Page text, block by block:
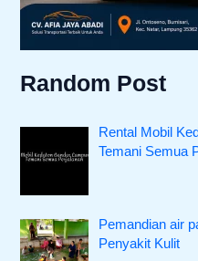
Random Post
Rental Mobil
Temani Semua
Pemandian air
Penyakit Kulit